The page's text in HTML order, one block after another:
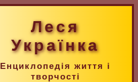
Леся
Українка
Енциклопедія життя і
творчості